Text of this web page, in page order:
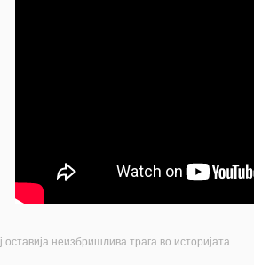
неизбришлива трага во историјата